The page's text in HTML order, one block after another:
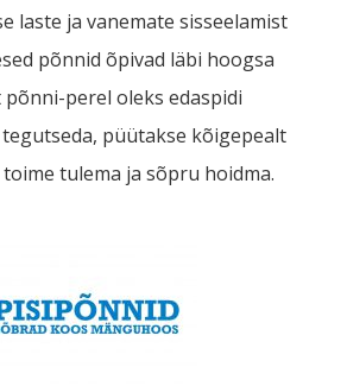
laste ja vanemate sisseelamist
põnnid õpivad läbi hoogsa
põnni-perel oleks edaspidi
püütakse kõigepealt
tulema ja sõpru hoidma.